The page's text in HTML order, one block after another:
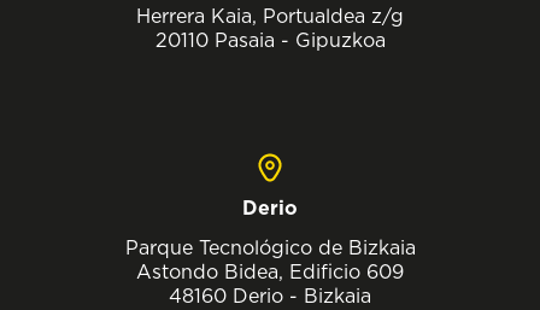
Herrera Kaia, Portualdea z/g
20110 Pasaia - Gipuzkoa
Derio
Parque Tecnológico de Bizkaia
Astondo Bidea, Edificio 609
48160 Derio - Bizkaia